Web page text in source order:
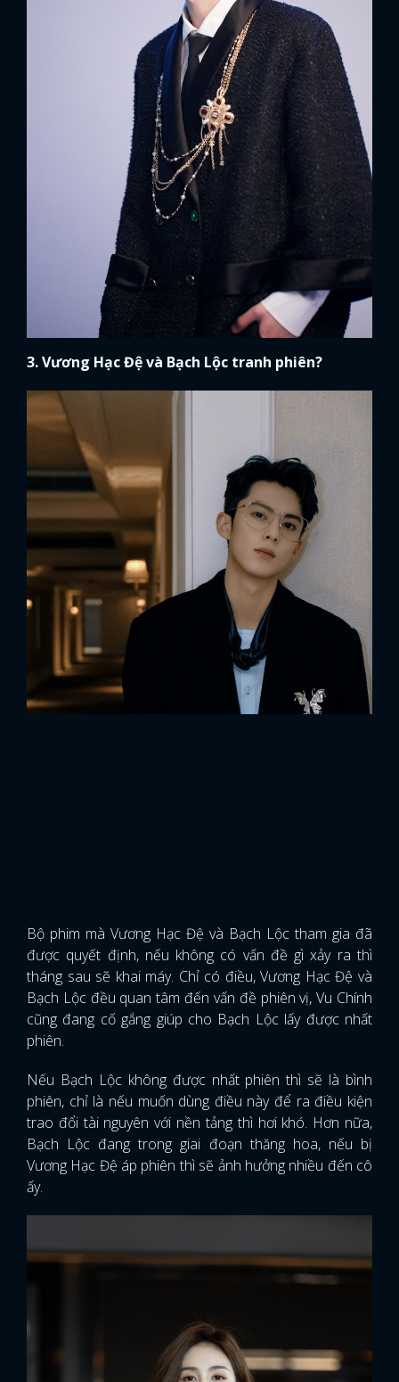
3. Vương Hạc Đệ và Bạch Lộc tranh phiên?
Bộ phim mà Vương Hạc Đệ và Bạch Lộc tham gia đã
được quyết định, nếu không có vấn đề gì xảy ra thì
tháng sau sẽ khai máy. Chỉ có điều, Vương Hạc Đệ và
Bạch Lộc đều quan tâm đến vấn đề phiên vị, Vu Chính
cũng đang cố gắng giúp cho Bạch Lộc lấy được nhất
phiên.
Nếu Bạch Lộc không được nhất phiên thì sẽ là bình
phiên, chỉ là nếu muốn dùng điều này để ra điều kiện
trao đổi tài nguyên với nền tảng thì hơi khó. Hơn nữa,
Bạch Lộc đang trong giai đoạn thăng hoa, nếu bị
Vương Hạc Đệ áp phiên thì sẽ ảnh hưởng nhiều đến cô
ấy.